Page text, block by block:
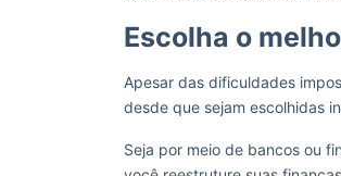
Escolha o
Apesar das dificuldades
desde que sejam escolhidas
Seja por meio de bancos ou